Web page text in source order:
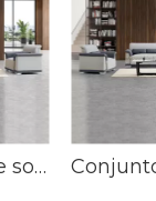
Conjunto de sofás personalizados, grandes y esenciales, para oficina, Boss, sofá de cuero, muebles